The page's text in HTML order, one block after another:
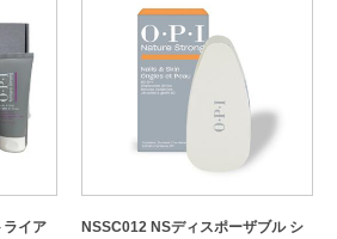
イア
NSSC012 NSディスポーザブル シ